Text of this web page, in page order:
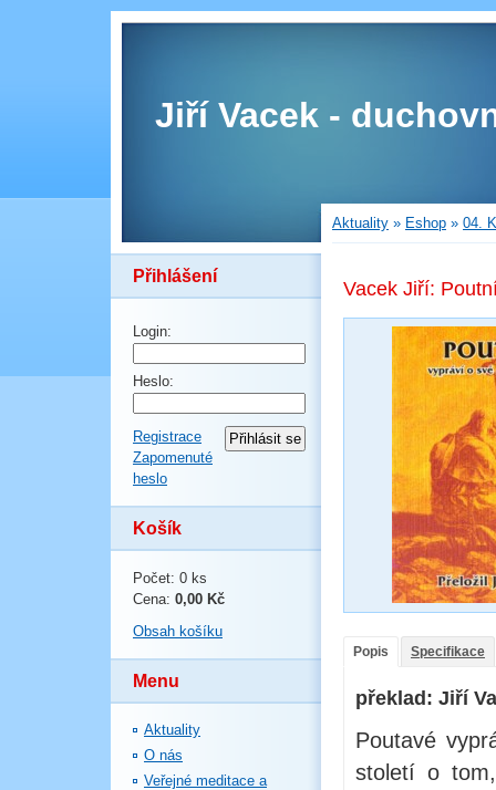
Jiří Vacek -
Přihlášení
Login:
Heslo:
Registrace
Zapomenuté
heslo
Košík
Počet: 0 ks
Cena: 0,00 Kč
Obsah košíku
Menu
Aktuality
O nás
Veřejné meditace a
Aktuality » Eshop » 04.
Vacek Jiří:
Popis Specifikace
překlad: Jiří
Poutavé
století o